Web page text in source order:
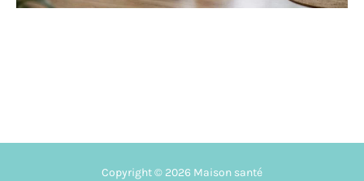
Copyright © 2026 Maison santé